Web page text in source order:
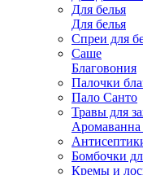
Для белья
Для белья
Спреи для
Саше
Благовония
Палочки
Пало Санто
Травы для
Бомбочки
Кремы и